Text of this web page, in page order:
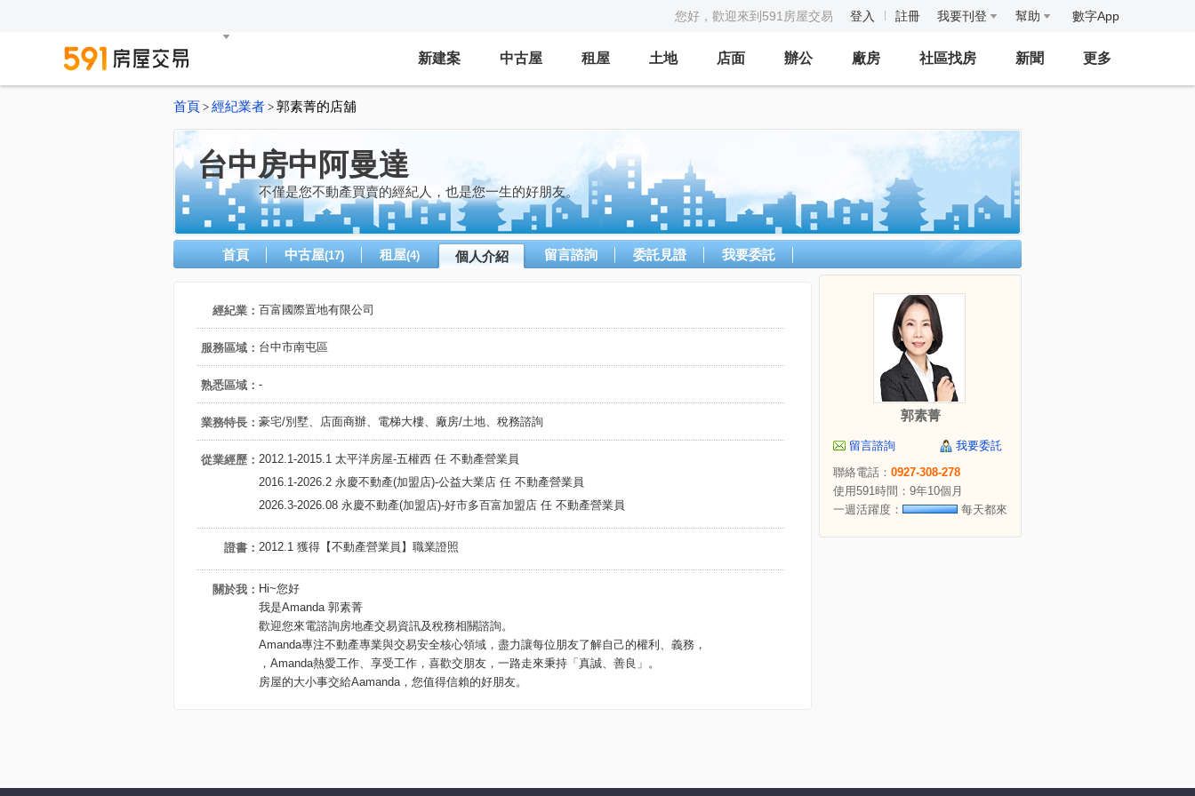
您好，歡迎來到591房屋交易 登入 註冊 我要刊登 幫助 數字App
新建案 中古屋 租屋 土地 店面 辦公 廠房 社區找房 新聞 更多
首頁 > 經紀業者 > 郭素菁的店舖
台中房中阿曼達
不僅是您不動產買賣的經紀人，也是您一生的好朋友。
首頁 中古屋(17) 租屋(4) 個人介紹 留言諮詢 委託見證 我要委託
經紀業： 百富國際置地有限公司
服務區域： 台中市南屯區
熟悉區域： -
業務特長： 豪宅/別墅、店面商辦、電梯大樓、廠房/土地、稅務諮詢
從業經歷： 2012.1-2015.1 太平洋房屋-五權西 任 不動產營業員
2016.1-2026.2 永慶不動產(加盟店)-公益大業店 任 不動產營業員
2026.3-2026.08 永慶不動產(加盟店)-好市多百富加盟店 任 不動產營業員
證書： 2012.1 獲得【不動產營業員】職業證照
關於我： Hi~您好
我是Amanda 郭素菁
歡迎您來電諮詢房地產交易資訊及稅務相關諮詢。
Amanda專注不動產專業與交易安全核心領域，盡力讓每位朋友了解自己的權利、義務，
，Amanda熱愛工作、享受工作，喜歡交朋友，一路走來秉持「真誠、善良」。
房屋的大小事交給Aamanda，您值得信賴的好朋友。
郭素菁
留言諮詢
我要委託
聯絡電話： 0927-308-278
使用591時間：9年10個月
一週活躍度：
每天都來